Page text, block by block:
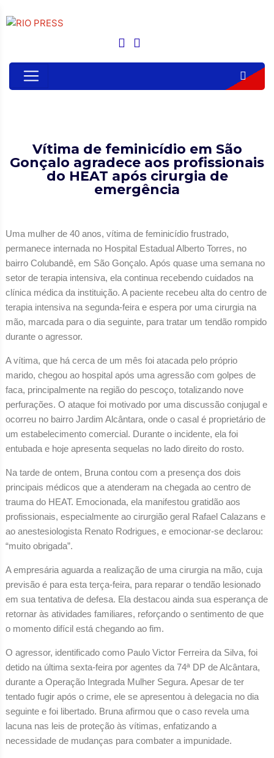
Vítima de feminicídio em São
Gonçalo agradece aos profissionais
do HEAT após cirurgia de
emergência
Uma mulher de 40 anos, vítima de feminicídio frustrado,
permanece internada no Hospital Estadual Alberto Torres, no
bairro Colubandê, em São Gonçalo. Após quase uma semana no
setor de terapia intensiva, ela continua recebendo cuidados na
clínica médica da instituição. A paciente recebeu alta do centro de
terapia intensiva na segunda-feira e espera por uma cirurgia na
mão, marcada para o dia seguinte, para tratar um tendão rompido
durante o agressor.
A vítima, que há cerca de um mês foi atacada pelo próprio
marido, chegou ao hospital após uma agressão com golpes de
faca, principalmente na região do pescoço, totalizando nove
perfurações. O ataque foi motivado por uma discussão conjugal e
ocorreu no bairro Jardim Alcântara, onde o casal é proprietário de
um estabelecimento comercial. Durante o incidente, ela foi
entubada e hoje apresenta sequelas no lado direito do rosto.
Na tarde de ontem, Bruna contou com a presença dos dois
principais médicos que a atenderam na chegada ao centro de
trauma do HEAT. Emocionada, ela manifestou gratidão aos
profissionais, especialmente ao cirurgião geral Rafael Calazans e
ao anestesiologista Renato Rodrigues, e emocionar-se declarou:
“muito obrigada”.
A empresária aguarda a realização de uma cirurgia na mão, cuja
previsão é para esta terça-feira, para reparar o tendão lesionado
em sua tentativa de defesa. Ela destacou ainda sua esperança de
retornar às atividades familiares, reforçando o sentimento de que
o momento difícil está chegando ao fim.
O agressor, identificado como Paulo Victor Ferreira da Silva, foi
detido na última sexta-feira por agentes da 74ª DP de Alcântara,
durante a Operação Integrada Mulher Segura. Apesar de ter
tentado fugir após o crime, ele se apresentou à delegacia no dia
seguinte e foi libertado. Bruna afirmou que o caso revela uma
lacuna nas leis de proteção às vítimas, enfatizando a
necessidade de mudanças para combater a impunidade.